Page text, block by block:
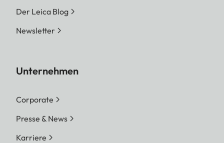
Der Leica Blog
Newsletter
Unternehmen
Corporate
Presse & News
Karriere